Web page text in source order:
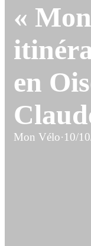
«
en
Mon Vélo·10/